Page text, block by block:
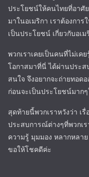
ประโยชน์ให้คนไทยที่อาศั
มาในอเมริกา เราต้องกา
เป็นประโยชน์ เกี่ยวกับอเม
พวกเราเคยเป็นคนที่ไม่เคย
โอกาสมาที่นี่ ได้ผ่านประส
สนใจ จึงอยากจะถ่ายทอด
ก่อนจะเป็นประโยชน์มาก
สุดท้ายนี้พวกเราหวังว่า เ
ประสบการณ์ต่างๆที่พวกเ
ความรู้ มุมมอง หลากหลา
ขอให้โชคดีค่ะ